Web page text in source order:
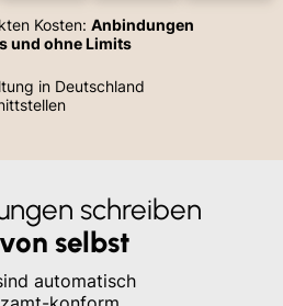
Kosten: Anbindungen
und ohne Limits
in Deutschland
schreiben
von selbst
automatisch